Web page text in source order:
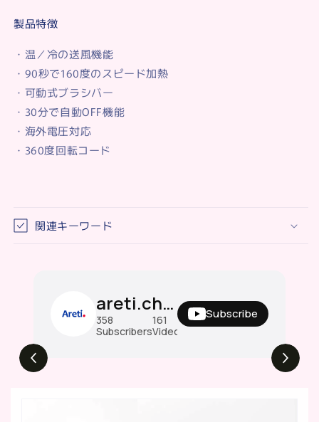
製品特徴
・温／冷の送風機能
・90秒で160度のスピード加熱
・可動式ブラシバー
・30分で自動OFF機能
・海外電圧対応
・360度回転コード
関連キーワード
areti.channel
358
Subscribers
161
Videos
687K
Views
Subscribe
#ストレートブラシアイロン #ヒートブラシ